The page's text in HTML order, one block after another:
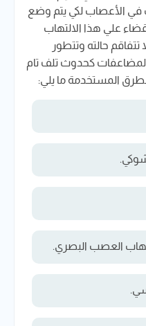
في الأعصاب لكي يتم وضع
علي هذا الالتهاب
حالته وتتطور
كحدوث تلف تام
المستخدمة ما يلي:
العصب البصري.